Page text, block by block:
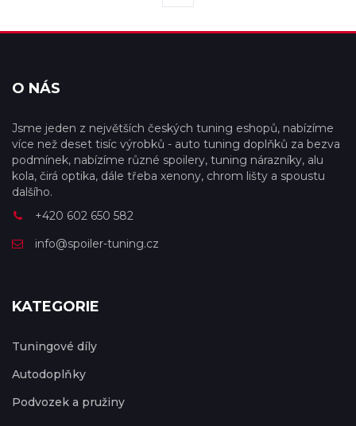
O NÁS
Jsme jeden z největších českých tuning eshopů, nabízíme
více než deset tisíc výrobků - auto tuning doplňků za bezva
podmínek, nabízíme různé spoilery, tuning nárazníky, alu
kola, čirá optika, dále třeba xenony, chrom lišty a spoustu
dalšího.
+420 602 650 582
info@spoiler-tuning.cz
KATEGORIE
Tuningové díly
Autodoplňky
Podvozek a pružiny